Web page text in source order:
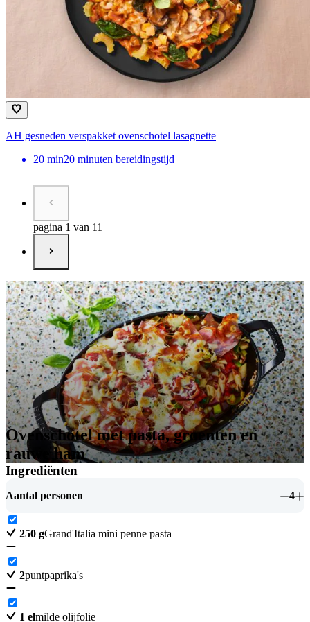
AH gesneden verspakket ovenschotel lasagnette
20 min20 minuten bereidingstijd
pagina 1 van 11
Ovenschotel met pasta, groenten en
rauwe ham
Ingrediënten
Aantal personen 4
250 gGrand'Italia mini penne pasta
2puntpaprika's
1 elmilde olijfolie